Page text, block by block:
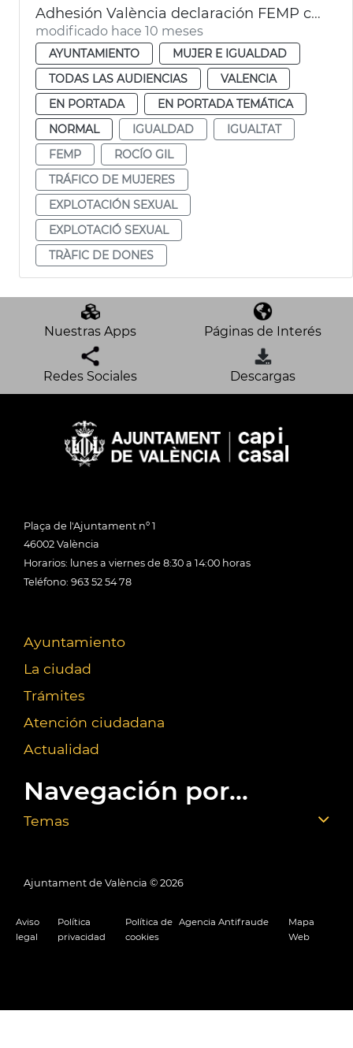
Adhesión València declaración FEMP contra explotación sexual
modificado hace 10 meses
AYUNTAMIENTO
MUJER E IGUALDAD
TODAS LAS AUDIENCIAS
VALENCIA
EN PORTADA
EN PORTADA TEMÁTICA
NORMAL
IGUALDAD
IGUALTAT
FEMP
ROCÍO GIL
TRÁFICO DE MUJERES
EXPLOTACIÓN SEXUAL
EXPLOTACIÓ SEXUAL
TRÀFIC DE DONES
Nuestras Apps Páginas de Interés
Redes Sociales Descargas
Plaça de l'Ajuntament nº 1
46002 València
Horarios: lunes a viernes de 8:30 a 14:00 horas
Teléfono: 963 52 54 78
Ayuntamiento
La ciudad
Trámites
Atención ciudadana
Actualidad
Navegación por...
Temas
Ajuntament de València © 2026
Aviso
legal
Política
privacidad
Política de
cookies
Agencia Antifraude
Mapa
Web